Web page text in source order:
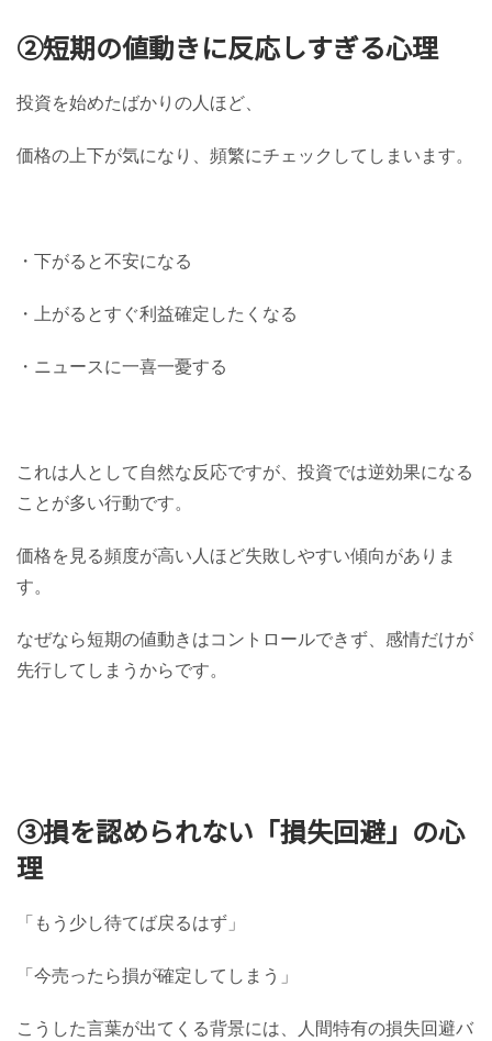
②短期の値動きに反応しすぎる心理
投資を始めたばかりの人ほど、
価格の上下が気になり、頻繁にチェックしてしまいます。
・下がると不安になる
・上がるとすぐ利益確定したくなる
・ニュースに一喜一憂する
これは人として自然な反応ですが、投資では逆効果になる
ことが多い行動です。
価格を見る頻度が高い人ほど失敗しやすい傾向がありま
す。
なぜなら短期の値動きはコントロールできず、感情だけが
先行してしまうからです。
③損を認められない「損失回避」の心
理
「もう少し待てば戻るはず」
「今売ったら損が確定してしまう」
こうした言葉が出てくる背景には、人間特有の損失回避バ